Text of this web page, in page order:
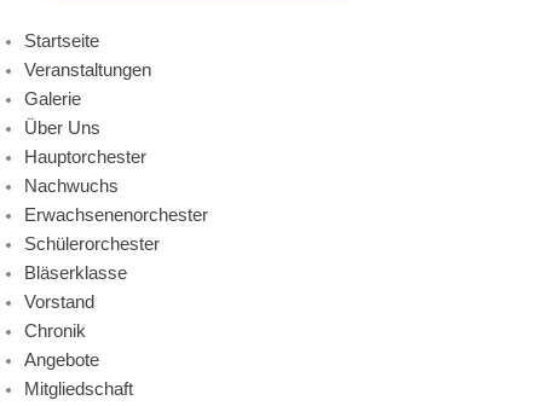
Startseite
Veranstaltungen
Galerie
Über Uns
Hauptorchester
Nachwuchs
Erwachsenenorchester
Schülerorchester
Bläserklasse
Vorstand
Chronik
Angebote
Mitgliedschaft